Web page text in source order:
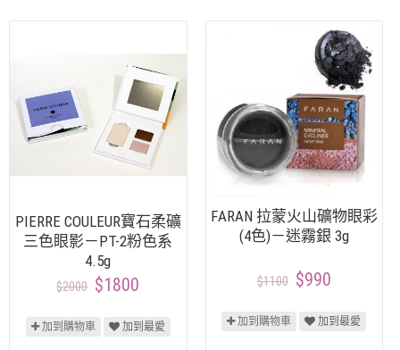
PIERRE COULEUR寶石柔礦
三色眼影－PT-2粉色系
4.5g
$2000 $1800
加到購物車 加到最愛
FARAN 拉蒙火山礦物眼彩
(4色)－迷霧銀 3g
$1100 $990
加到購物車 加到最愛